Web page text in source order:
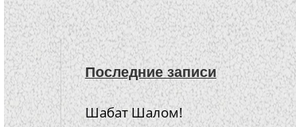
Последние записи
Шабат Шалом!